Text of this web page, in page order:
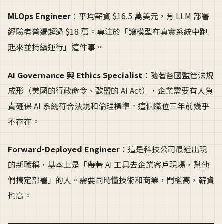
MLOps Engineer ：平均薪資 $16.5 萬美元，有 LLM 部署
經驗者普遍超過 $18 萬。專注於「讓模型在真實系統中跑
起來並持續運行」這件事。
AI Governance 與 Ethics Specialist ：隨著各國監管法規
成形（美國的行政命令、歐盟的 AI Act），企業需要有人負
責確保 AI 系統符合法規和倫理標準。這個職位三年前幾乎
不存在。
Forward-Deployed Engineer ：這是科技公司最近出現
的新職稱，基本上是「帶著 AI 工具去企業客戶現場，幫他
們搞定部署」的人。需要同時懂技術和商業，門檻高，薪資
也高。